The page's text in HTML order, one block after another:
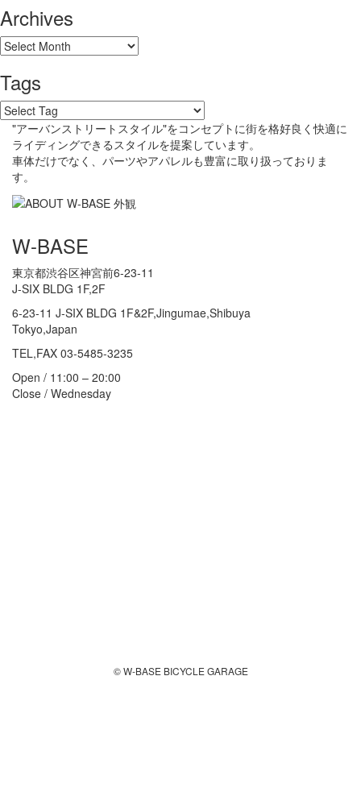
Archives
Tags
"アーバンストリートスタイル"をコンセプトに街を格好良く快適に
ライディングできるスタイルを提案しています。
車体だけでなく、パーツやアパレルも豊富に取り扱っておりま
す。
W-BASE
東京都渋谷区神宮前6-23-11
J-SIX BLDG 1F,2F
6-23-11 J-SIX BLDG 1F&2F,Jingumae,Shibuya
Tokyo,Japan
TEL,FAX 03-5485-3235
Open / 11:00 – 20:00
Close / Wednesday
© W-BASE BICYCLE GARAGE